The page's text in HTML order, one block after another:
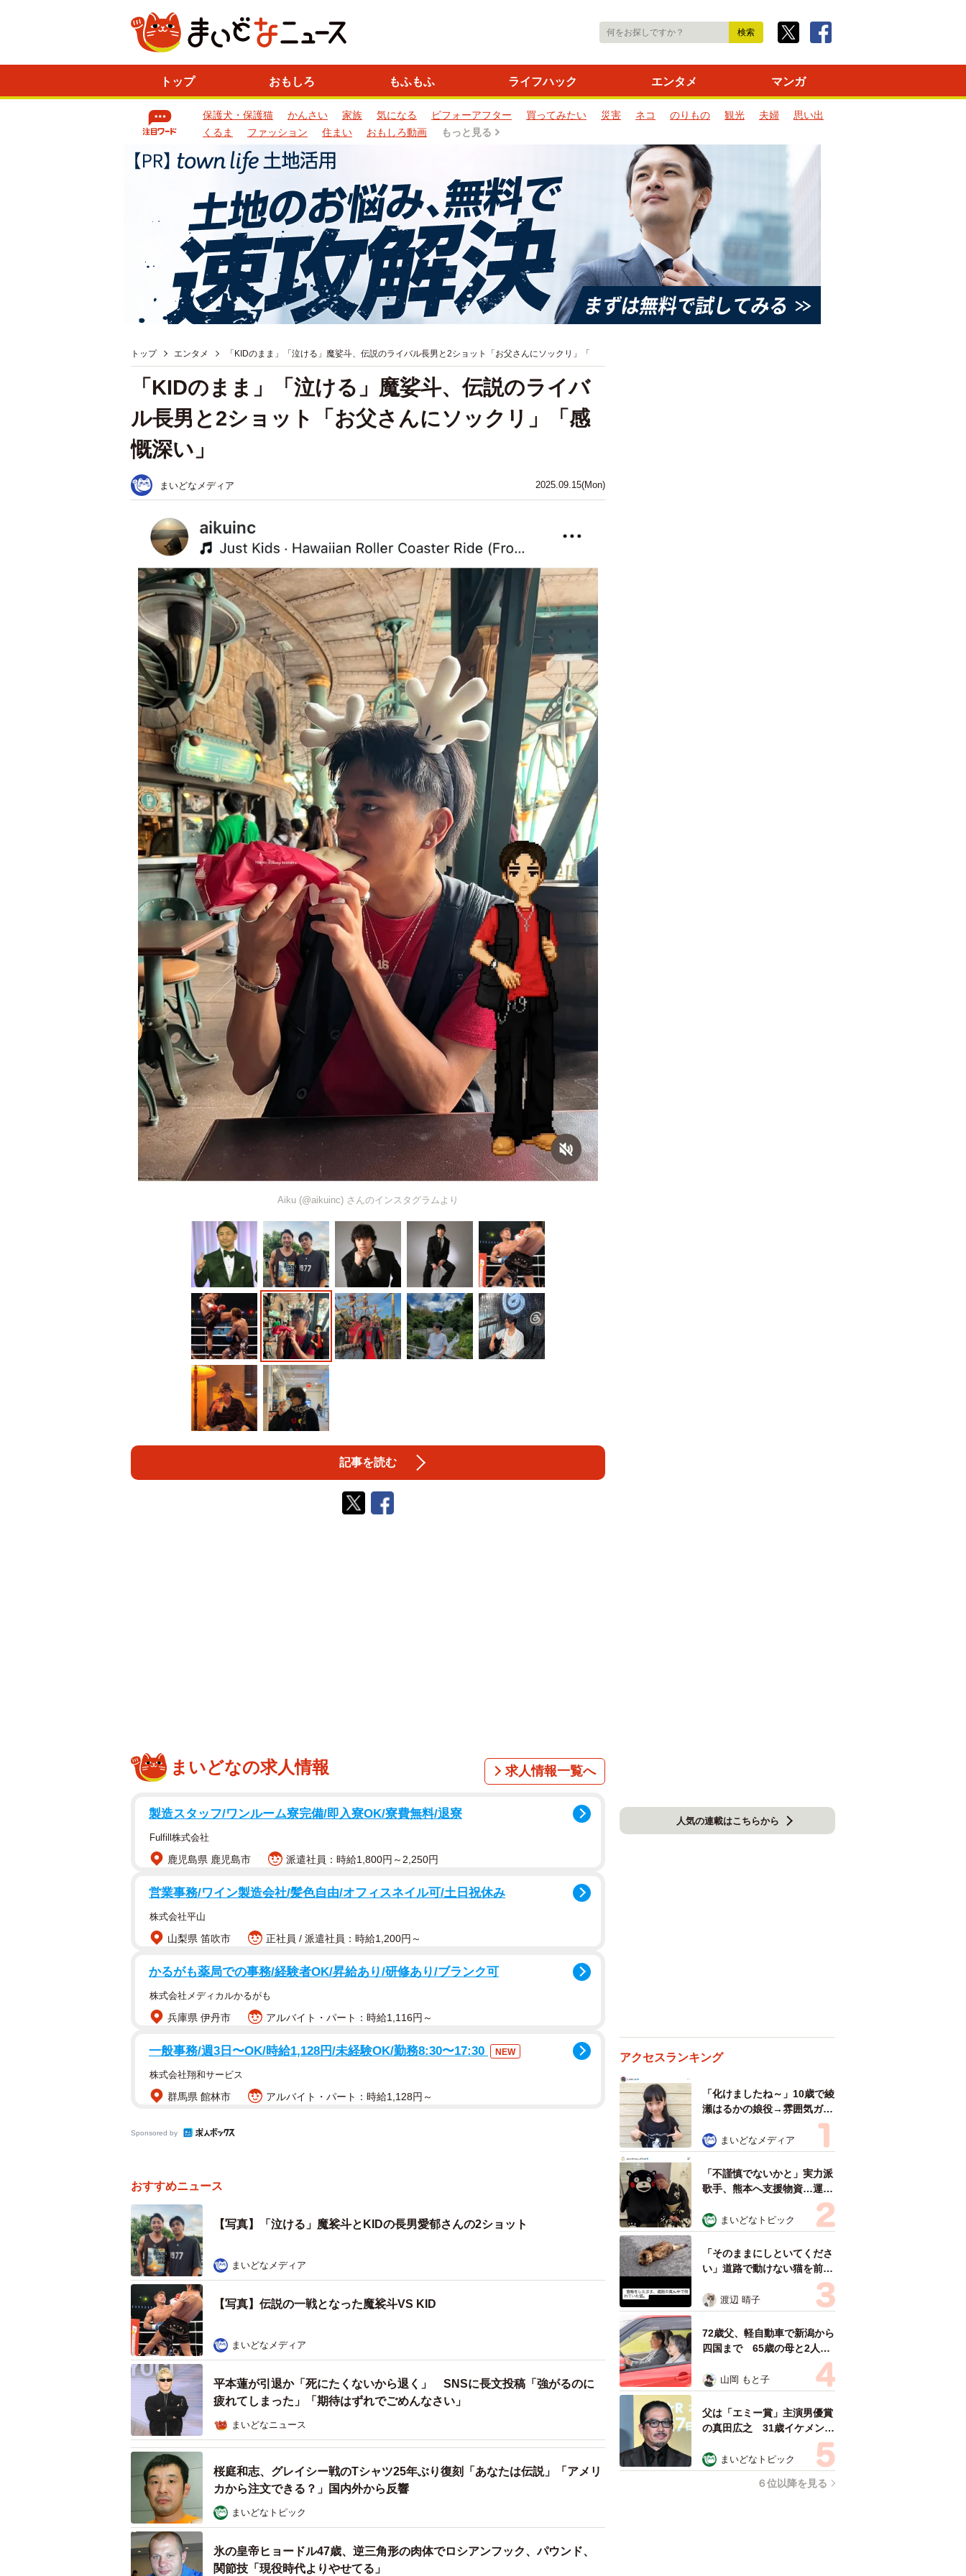
トップ おもしろ もふもふ ライフハック エンタメ マンガ
保護犬・保護猫 かんさい 家族 気になる ビフォーアフター 買ってみたい 災害 ネコ のりもの 観光 夫婦
思い出
くるま
ファッション 住まい おもしろ動画 もっと見る
トップ エンタメ 「KIDのまま」「泣ける」魔娑斗、伝説のライバル長男と2ショット「お父さんにソックリ」「
2025.09.15(Mon)
「KIDのまま」「泣ける」魔娑斗、伝説のライバ
ル長男と2ショット「お父さんにソックリ」「感
慨深い」
まいどなメディア
Aiku (@aikuinc) さんのインスタグラムより
記事を読む
まいどなの求人情報 求人情報一覧へ
製造スタッフ/ワンルーム寮完備/即入寮OK/寮費無料/退寮
Fulfill株式会社
鹿児島県 鹿児島市 派遣社員：時給1,800円～2,250円
営業事務/ワイン製造会社/髪色自由/オフィスネイル可/土日祝休み
株式会社平山
山梨県 笛吹市 正社員 / 派遣社員：時給1,200円～
かるがも薬局での事務/経験者OK/昇給あり/研修あり/ブランク可
株式会社メディカルかるがも
兵庫県 伊丹市 アルバイト・パート：時給1,116円～
一般事務/週3日〜OK/時給1,128円/未経験OK/勤務8:30〜17:30 NEW
株式会社翔和サービス
群馬県 館林市 アルバイト・パート：時給1,128円～
Sponsored by
おすすめニュース
【写真】「泣ける」魔裟斗とKIDの長男愛郁さんの2ショット
まいどなメディア
【写真】伝説の一戦となった魔裟斗VS KID
まいどなメディア
平本蓮が引退か「死にたくないから退く」 SNSに長文投稿「強がるのに
疲れてしまった」「期待はずれでごめんなさい」
まいどなニュース
桜庭和志、グレイシー戦のTシャツ25年ぶり復刻「あなたは伝説」「アメリ
カから注文できる？」国内外から反響
まいどなトピック
氷の皇帝ヒョードル47歳、逆三角形の肉体でロシアンフック、パウンド、
関節技「現役時代よりやせてる」
人気の連載はこちらから
アクセスランキング
「化けましたね～」10歳で綾
瀬はるかの娘役→雰囲気ガラ
リの18歳に成長 「メイクで
雰囲気が」「宝塚に入れそ
う」
まいどなメディア
「不謹慎でないかと」実力派
歌手、熊本へ支援物資…運搬
トラックの車体デザインにた
めらい 「痛いほど伝わる」
「行動され立派」
まいどなトピック
「そのままにしといてくださ
い」道路で動けない猫を前に
返された一言… 懸命に生き
ようとした4日間 「命の重
さはみんな同じ」保護団体代
表の訴え
渡辺 晴子
72歳父、軽自動車で新潟から
四国まで 65歳の母と2人で
3泊4日の旅 パーキングの休
憩まで分刻み… 「大学生で
も組まねえよ！」
山岡 もと子
父は「エミー賞」主演男優賞
の真田広之 31歳イケメン俳
優が長髪ヒゲのワイルド近影
「ガチヒロさんそっくり」
「新たな一面もステキ」
まいどなトピック
６位以降を見る